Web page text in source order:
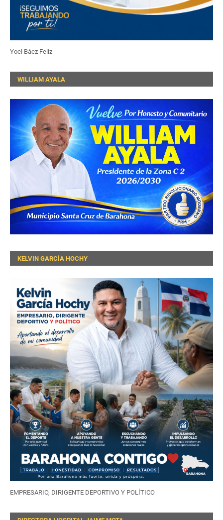
Yoel Báez Feliz
WILLIAM AYALA
KELVIN GARCÍA HOCHY
EMPRESARIO, DIRIGENTE DEPORTIVO Y POLÍTICO